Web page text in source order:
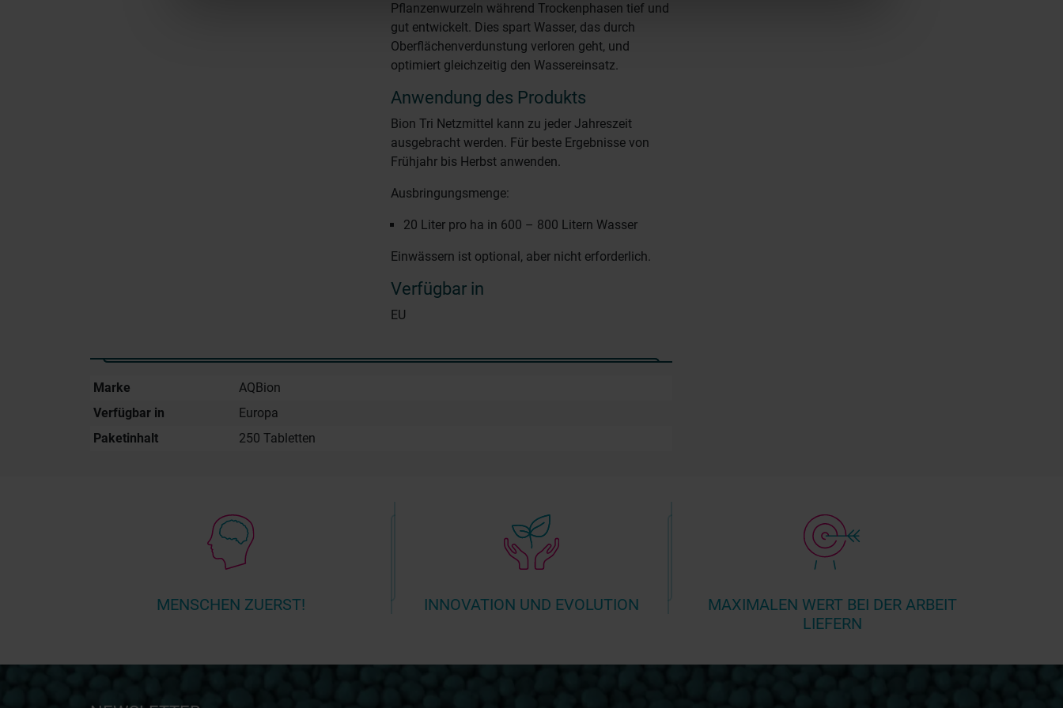
Pflanzenwurzeln während Trockenphasen tief und
gut entwickelt. Dies spart Wasser, das durch
Oberflächenverdunstung verloren geht, und
optimiert gleichzeitig den Wassereinsatz.
Anwendung des Produkts
Bion Tri Netzmittel kann zu jeder Jahreszeit
ausgebracht werden. Für beste Ergebnisse von
Frühjahr bis Herbst anwenden.
Ausbringungsmenge:
20 Liter pro ha in 600 – 800 Litern Wasser
Einwässern ist optional, aber nicht erforderlich.
Verfügbar in
EU
Marke
AQBion
Verfügbar in
Europa
Paketinhalt
250 Tabletten
MENSCHEN ZUERST! INNOVATION UND EVOLUTION
MAXIMALEN WERT BEI DER ARBEIT
LIEFERN